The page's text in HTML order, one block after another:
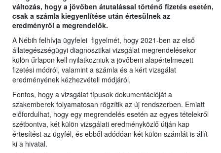
változás, hogy a jövőben átutalással történő fizetés esetén,
csak a számla kiegyenlítése után értesülnek az
eredményről a megrendelők.
A Nébih felhívja ügyfelei figyelmét, hogy 2021-ben az első
állategészségügyi diagnosztikai vizsgálat megrendelésekor
külön űrlapon kell nyilatkozniuk a jövőbeni alapértelmezett
fizetési módról, valamint a számla és a kért vizsgálat
eredményének kézhezvételi módjáról.
Fontos, hogy a vizsgálat típusok dokumentációját a
szakemberek folyamatosan rögzítik az új rendszerben. Emiatt
előfordulhat, hogy egy megrendelés esetén az egyes tételekről
szétbontva, két külön vizsgálati eredményközlő útján kap
értesítést az ügyfél, és ebből adódóan két külön számlát is állít
ki a hivatal.